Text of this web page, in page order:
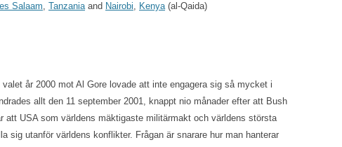
Salaam, Tanzaniaand Nairobi, Kenya(al-Qaida)
år 2000 mot Al Gore lovade att inte engagera sig så mycket i
allt den 11 september 2001, knappt nio månader efter att Bush
att USA som världens mäktigaste militärmakt och världens största
sig utanför världens konflikter. Frågan är snarare hur man hanterar